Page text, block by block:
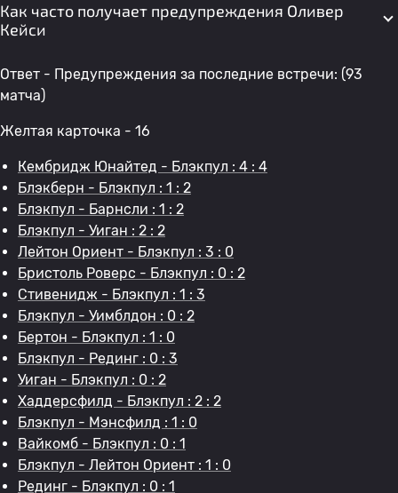
Как часто получает предупреждения Оливер
Кейси
Ответ - Предупреждения за последние встречи: (93
матча)
Желтая карточка - 16
Кембридж Юнайтед - Блэкпул : 4 : 4
Блэкберн - Блэкпул : 1 : 2
Блэкпул - Барнсли : 1 : 2
Блэкпул - Уиган : 2 : 2
Лейтон Ориент - Блэкпул : 3 : 0
Бристоль Роверс - Блэкпул : 0 : 2
Стивенидж - Блэкпул : 1 : 3
Блэкпул - Уимблдон : 0 : 2
Бертон - Блэкпул : 1 : 0
Блэкпул - Рединг : 0 : 3
Уиган - Блэкпул : 0 : 2
Хаддерсфилд - Блэкпул : 2 : 2
Блэкпул - Мэнсфилд : 1 : 0
Вайкомб - Блэкпул : 0 : 1
Блэкпул - Лейтон Ориент : 1 : 0
Рединг - Блэкпул : 0 : 1